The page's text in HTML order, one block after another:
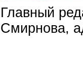
Главный
Смирнова,